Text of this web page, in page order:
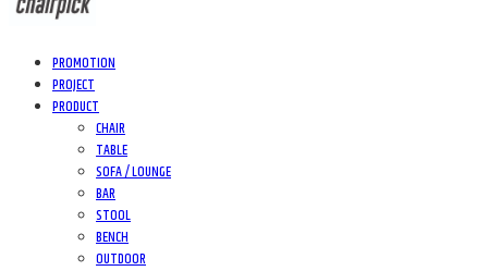
PROMOTION
PROJECT
PRODUCT
CHAIR
TABLE
SOFA / LOUNGE
BAR
STOOL
BENCH
OUTDOOR